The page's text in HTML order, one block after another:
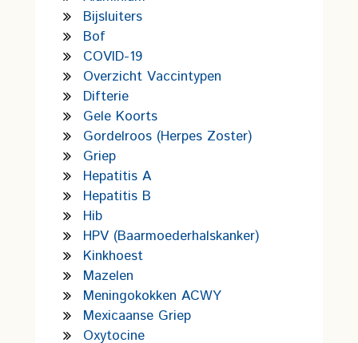
Bijsluiters
Bof
COVID-19
Overzicht Vaccintypen
Difterie
Gele Koorts
Gordelroos (Herpes Zoster)
Griep
Hepatitis A
Hepatitis B
Hib
HPV (Baarmoederhalskanker)
Kinkhoest
Mazelen
Meningokokken ACWY
Mexicaanse Griep
Oxytocine